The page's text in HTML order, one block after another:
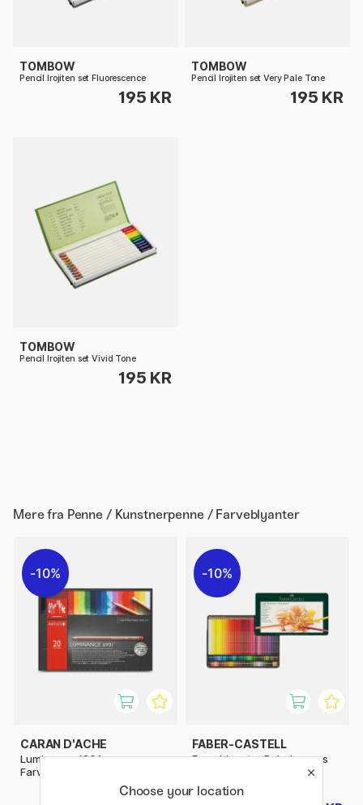
TOMBOW
Pencil Irojiten set Fluorescence
195 KR
TOMBOW
Pencil Irojiten set Very Pale Tone
195 KR
TOMBOW
Pencil Irojiten set Vivid Tone
195 KR
Mere fra Penne / Kunstnerpenne / Farveblyanter
10%
CARAN D'ACHE
Luminance 6901
Farveblyanter sæt 20 stk
10%
FABER-CASTELL
Farveblyanter Polychromos
Choose your location